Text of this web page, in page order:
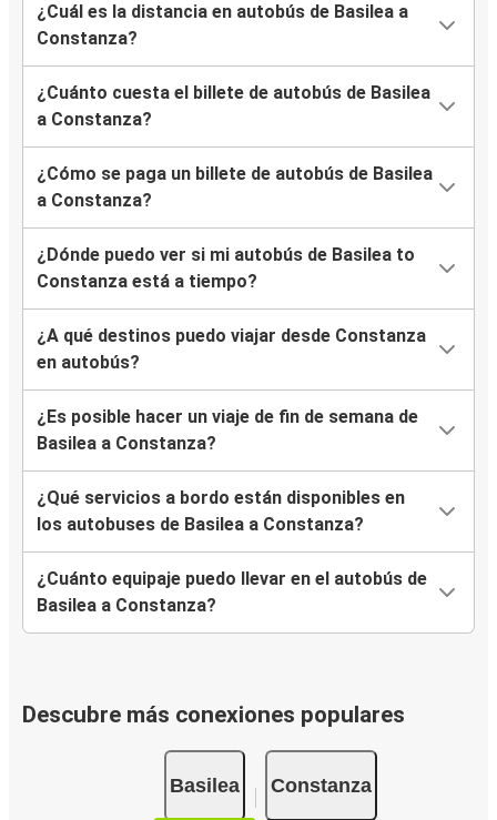
¿Cuál es la distancia en autobús de Basilea a
Constanza?
¿Cuánto cuesta el billete de autobús de Basilea
a Constanza?
¿Cómo se paga un billete de autobús de Basilea
a Constanza?
¿Dónde puedo ver si mi autobús de Basilea to
Constanza está a tiempo?
¿A qué destinos puedo viajar desde Constanza
en autobús?
¿Es posible hacer un viaje de fin de semana de
Basilea a Constanza?
¿Qué servicios a bordo están disponibles en
los autobuses de Basilea a Constanza?
¿Cuánto equipaje puedo llevar en el autobús de
Basilea a Constanza?
Descubre más conexiones populares
Basilea Constanza